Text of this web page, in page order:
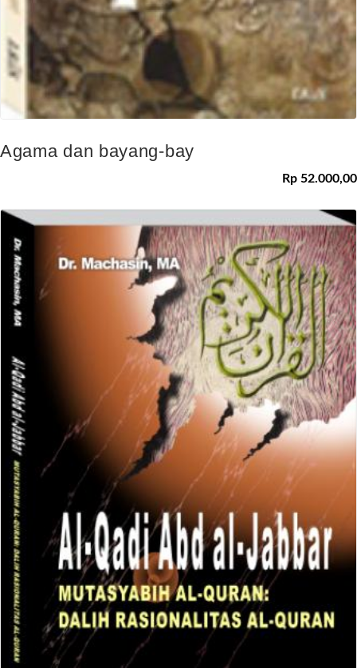
Agama dan bayang-bay
Rp 52.000,00